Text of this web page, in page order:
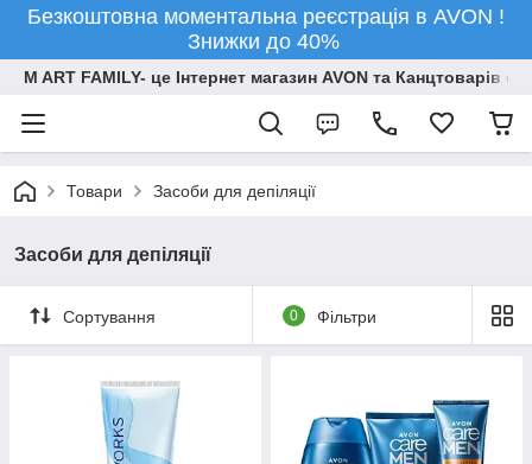
Безкоштовна моментальна реєстрація в AVON !
Знижки до 40%
M ART FAMILY- це Інтернет магазин AVON та Канцтоварів
Товари Засоби для депіляції
Засоби для депіляції
Сортування 0 Фільтри